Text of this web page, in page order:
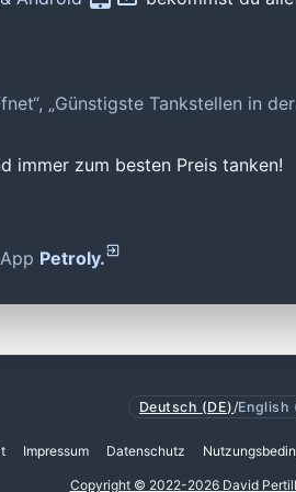
„Günstigste Tankstellen in
immer zum besten Preis tanken!
Petroly.
Deutsch (DE) /English
Impressum Datenschutz
Copyright © 2022-2026 David